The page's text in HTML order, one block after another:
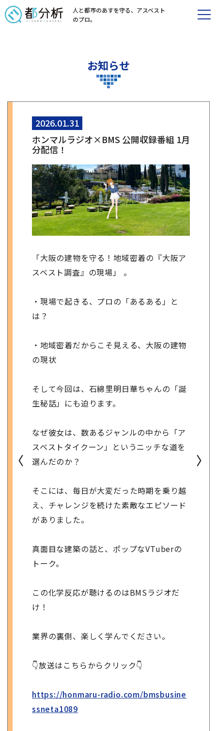
人と都市のあすを守る、 アスベスト
のプロ。
お知らせ
2026.01.31
ホンマルラジオ×BMS 公開収録番組 1月
分配信！
「大阪の建物を守る！地域密着の『大阪ア
スベスト調査』の現場」 。
・現場で起きる、プロの「あるある」と
は？
・地域密着だからこそ見える、大阪の建物
の現状
そして今回は、石綿里明日華ちゃんの「誕
生秘話」にも迫ります。
なぜ彼女は、数あるジャンルの中から「ア
スベストタイクーン」というニッチな道を
選んだのか？
そこには、毎日が大変だった時期を乗り越
え、チャレンジを続けた素敵なエピソード
がありました。
真面目な建築の話と、ポップなVTuberの
トーク。
この化学反応が聴けるのはBMSラジオだ
け！
業界の裏側、楽しく学んでください。
👇放送はこちらからクリック👇
https://honmaru-radio.com/bmsbusine
ssneta1089
〈 〉